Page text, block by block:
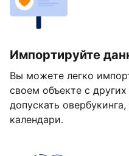
Импортируйте
Вы можете легко
своем объекте с
допускать
календари.